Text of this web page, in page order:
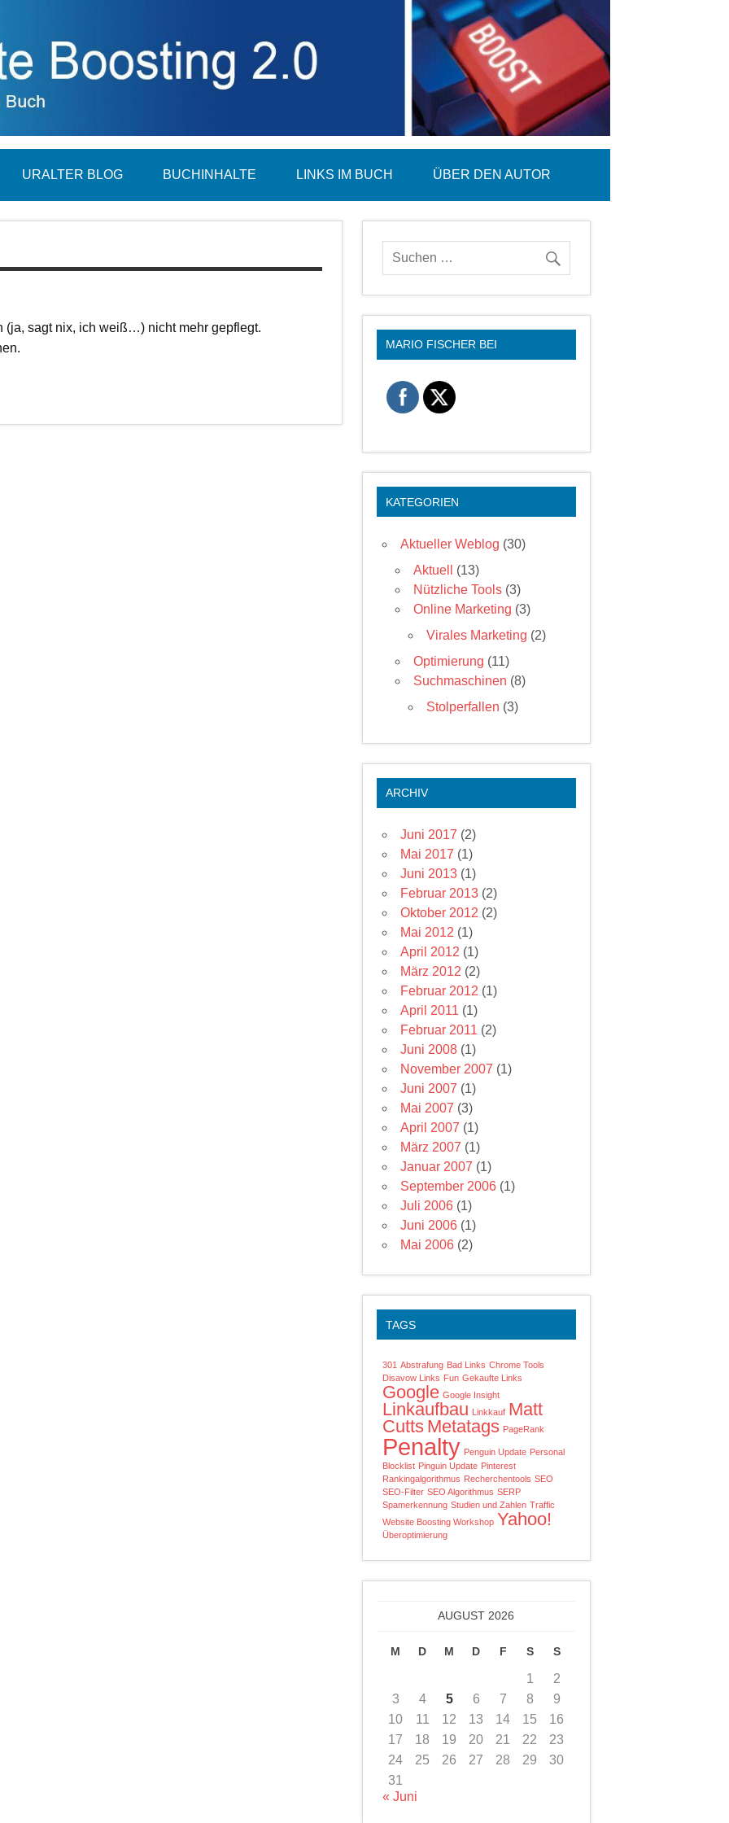
URALTER BLOG BUCHINHALTE LINKS IM BUCH ÜBER DEN AUTOR
(ja, sagt nix, ich weiß…) nicht mehr gepflegt.
MARIO FISCHER BEI
KATEGORIEN
Aktueller Weblog (30)
Aktuell
(13)
Nützliche Tools(3)
Online Marketing (3)
Virales Marketing (2)
Optimierung (11)
Suchmaschinen (8)
Stolperfallen (3)
ARCHIV
Juni 2017 (2)
Mai 2017 (1)
Juni 2013(1)
Februar 2013(2)
Oktober 2012 (2)
Mai 2012 (1)
April 2012 (1)
März 2012 (2)
Februar 2012 (1)
April 2011 (1)
Februar 2011 (2)
Juni 2008(1)
November 2007 (1)
Juni 2007 (1)
Mai 2007 (3)
April 2007 (1)
März 2007 (1)
Januar 2007 (1)
September 2006(1)
Juli 2006(1)
Juni 2006(1)
Mai 2006(2)
TAGS
301 Abstrafung Bad Links Chrome Tools
Disavow Links Fun Gekaufte Links
Google Google Insight
Linkaufbau Linkkauf Matt
Cutts Metatags PageRank
Penalty Penguin Update Personal
Blocklist Pinguin Update Pinterest
Rankingalgorithmus Recherchentools SEO
SEO-Filter SEO Algorithmus SERP
Spamerkennung Studien und Zahlen Traffic
Website Boosting Workshop Yahoo!
Überoptimierung
AUGUST 2026
M D M D F S S
1
2
3
4 5 6 7 8
9
10
11 12 13 14 15
16
17
18 19 20 21 22
23
24
25 26 27 28 29
30
31
« Juni